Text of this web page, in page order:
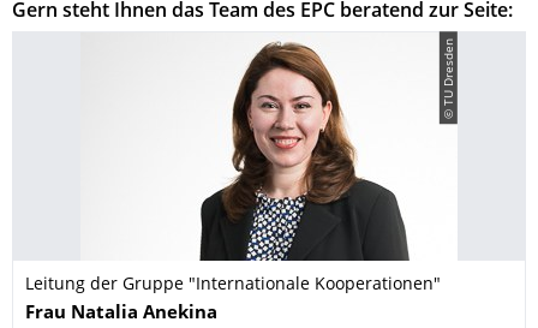
Gern steht Ihnen das Team des EPC beratend zur Seite:
© TU Dresden
Leitung der Gruppe "Internationale Kooperationen"
Name
Frau Natalia Anekina